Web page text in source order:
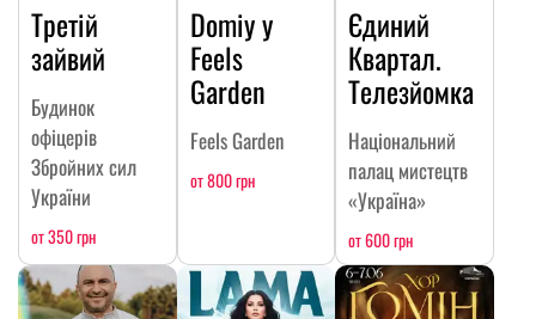
Третій
зайвий
Будинок
офіцерів
Збройних сил
України
от 350 грн
Domiy у
Feels
Garden
Feels Garden
от 800 грн
Єдиний
Квартал.
Телезйомка
Національний
палац мистецтв
«Україна»
от 600 грн